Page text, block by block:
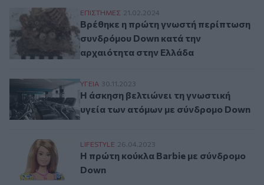
Βρέθηκε η πρώτη γνωστή περίπτωση
ΕΠΙΣΤΗΜΕΣ 21.02.2024
Βρέθηκε η πρώτη γνωστή περίπτωση
συνδρόμου Down κατά την
αρχαιότητα στην Ελλάδα
Η άσκηση βελτιώνει τη γνωστική υγεία
ΥΓΕΙΑ 30.11.2023
Η άσκηση βελτιώνει τη γνωστική
υγεία των ατόμων με σύνδρομο Down
Η πρώτη κούκλα Barbie με σύνδρομο
LIFESTYLE 26.04.2023
Η πρώτη κούκλα Barbie με σύνδρομο
Down